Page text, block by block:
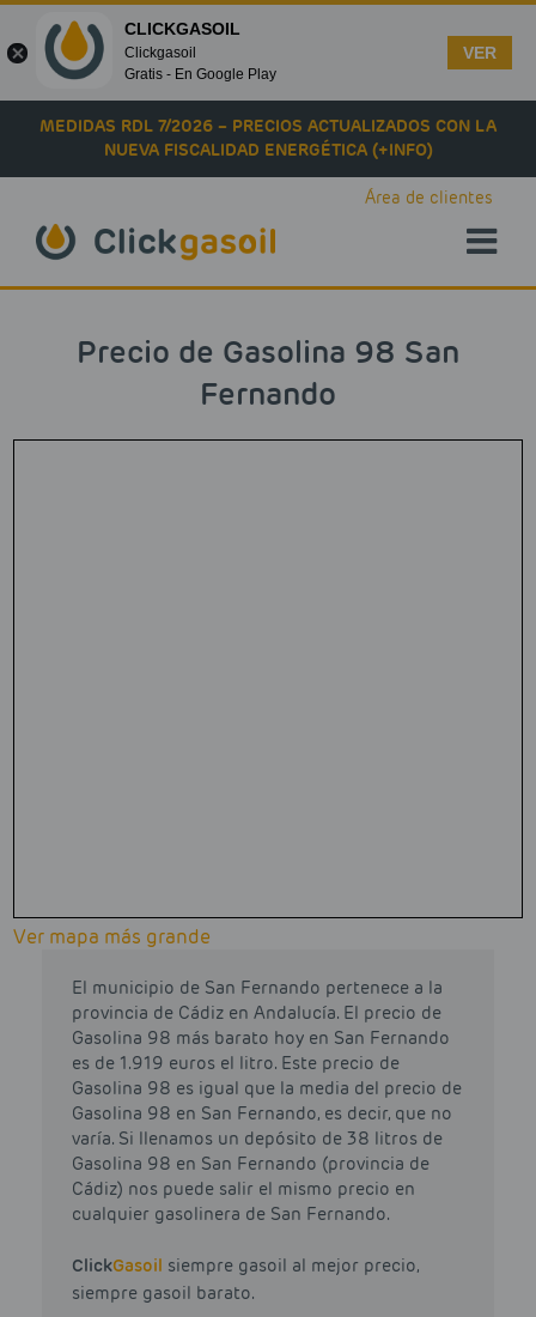
Skip to main content
MEDIDAS RDL 7/2026 – PRECIOS ACTUALIZADOS CON LA
NUEVA FISCALIDAD ENERGÉTICA (+INFO)
Área de clientes
Precio de Gasolina 98 San
Fernando
Ver mapa más grande
El municipio de San Fernando pertenece a la
provincia de Cádiz en Andalucía. El precio de
Gasolina 98 más barato hoy en San Fernando
es de 1.919 euros el litro. Este precio de
Gasolina 98 es igual que la media del precio de
Gasolina 98 en San Fernando, es decir, que no
varía. Si llenamos un depósito de 38 litros de
Gasolina 98 en San Fernando (provincia de
Cádiz) nos puede salir el mismo precio en
cualquier gasolinera de San Fernando.
ClickGasoil siempre gasoil al mejor precio,
siempre gasoil barato.
CLICKGASOIL
Clickgasoil
Gratis - En Google Play
VER